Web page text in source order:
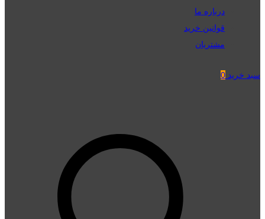
درباره ما
قوانین خرید
مشتریان
سبد خرید 0